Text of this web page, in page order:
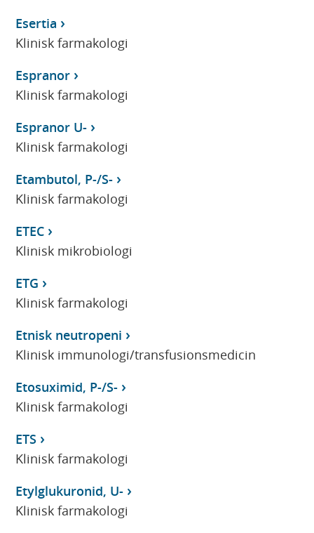
Esertia
Klinisk farmakologi
Espranor
Klinisk farmakologi
Espranor U-
Klinisk farmakologi
Etambutol, P-/S-
Klinisk farmakologi
ETEC
Klinisk mikrobiologi
ETG
Klinisk farmakologi
Etnisk neutropeni
Klinisk immunologi/transfusionsmedicin
Etosuximid, P-/S-
Klinisk farmakologi
ETS
Klinisk farmakologi
Etylglukuronid, U-
Klinisk farmakologi